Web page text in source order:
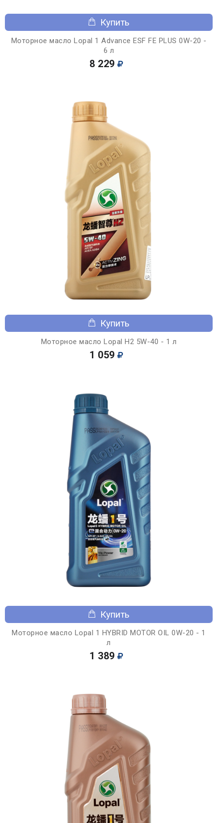
Купить
Моторное масло Lopal 1 Advance ESF FE PLUS 0W-20 -
6 л
8 229
Купить
Моторное масло Lopal H2 5W-40 - 1 л
1 059
Купить
Моторное масло Lopal 1 HYBRID MOTOR OIL 0W-20 - 1
л
1 389